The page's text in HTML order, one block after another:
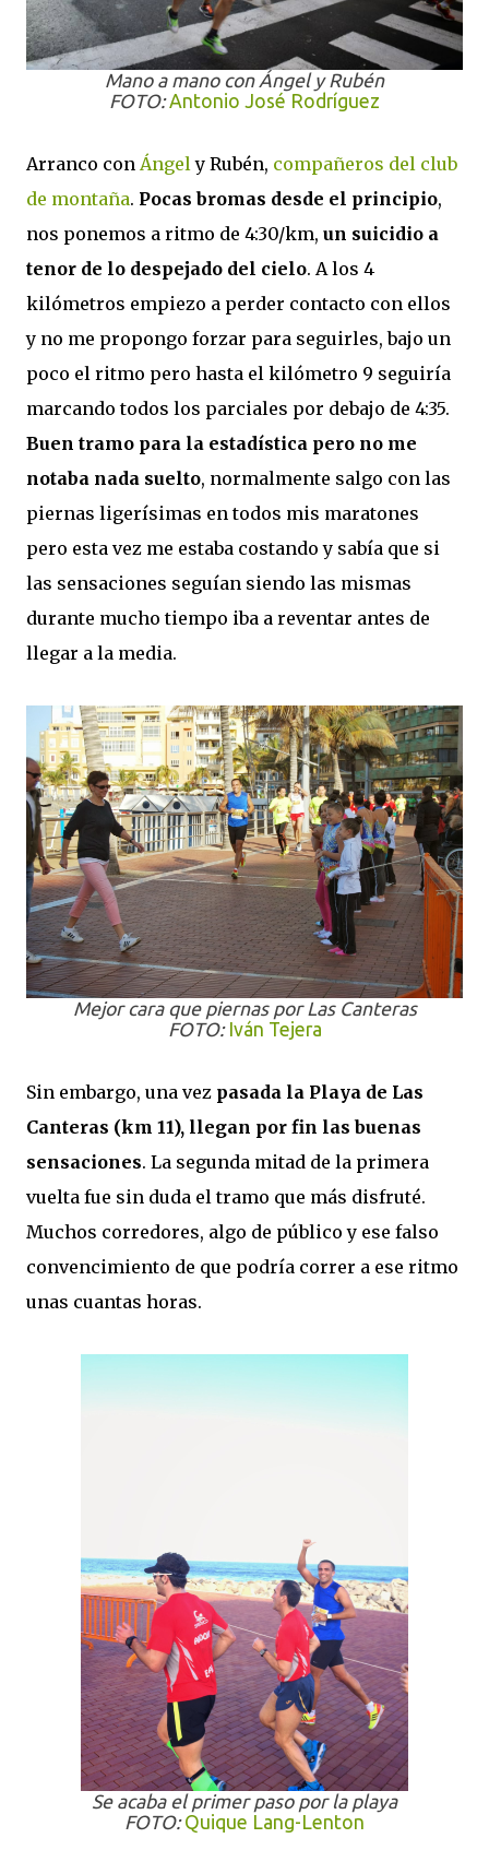
Mano a mano con Ángel y Rubén
FOTO:Antonio José Rodríguez
Arranco con Ángely Rubén, compañeros del club
de montaña. Pocas bromas desde el principio,
nos ponemos a ritmo de 4:30/km, un suicidio a
tenor de lo despejado del cielo. A los 4
kilómetros empiezo a perder contacto con ellos
y no me propongo forzar para seguirles, bajo un
poco el ritmo pero hasta el kilómetro 9 seguiría
marcando todos los parciales por debajo de 4:35.
Buen tramo para la estadística pero no me
notaba nada suelto, normalmente salgo con las
piernas ligerísimas en todos mis maratones
pero esta vez me estaba costando y sabía que si
las sensaciones seguían siendo las mismas
durante mucho tiempo iba a reventar antes de
llegar a la media.
Mejor cara que piernas por Las Canteras
FOTO: Iván Tejera
Sin embargo, una vez pasada la Playa de Las
Canteras (km 11), llegan por fin las buenas
sensaciones. La segunda mitad de la primera
vuelta fue sin duda el tramo que más disfruté.
Muchos corredores, algo de público y ese falso
convencimiento de que podría correr a ese ritmo
unas cuantas horas.
Se acaba el primer paso por la playa
FOTO:Quique Lang-Lenton